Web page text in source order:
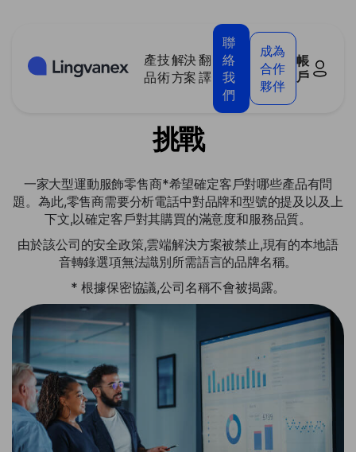
產
品
技
術
解決
方案
翻
譯
聯
絡
我
們
成為
合作
夥伴
帳
戶
客戶支援中心:增強分析
挑戰
一家大型運動服飾零售商*希望確定客戶對哪些產品有問
題。為此,零售商需要分析電話中對品牌和型號的提及以及上
下文,以確定客戶對其購買的滿意度和服務品質。
由於該公司的安全政策,雲端解決方案被禁止,現有的本地語
音轉錄選項無法識別所需語言的品牌名稱。
* 根據保密協議,公司名稱不會被揭露。